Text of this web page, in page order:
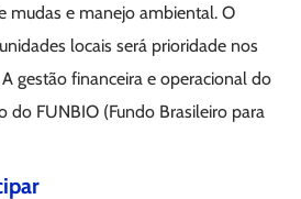
mudas e manejo ambiental. O
locais será prioridade nos
gestão financeira e operacional do
do FUNBIO (Fundo Brasileiro para